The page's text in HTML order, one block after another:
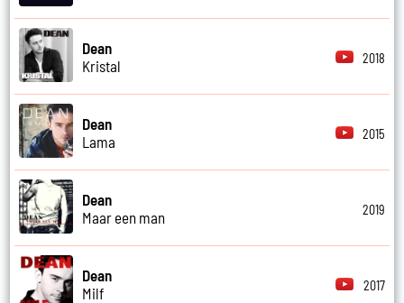
Dean
Kristal
2018
Dean
Lama
2015
Dean
Maar een man
2019
Dean
Milf
2017